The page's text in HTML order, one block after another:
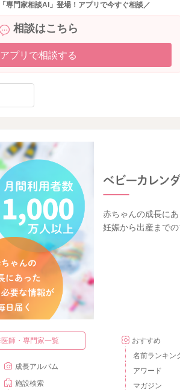
専門家相談AI」登場！アプリで今すぐ相談／
相談はこちら
アプリで相談する
赤ちゃんの成長に
妊娠から出産まで
医師・専門家一覧
成長アルバム
施設検索
おすすめ
名前ランキン
アワード
マガジン